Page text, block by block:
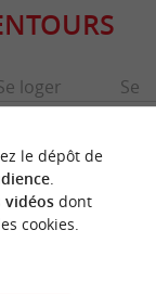
loger Se
le dépôt de
.
vidéosdont
cookies.